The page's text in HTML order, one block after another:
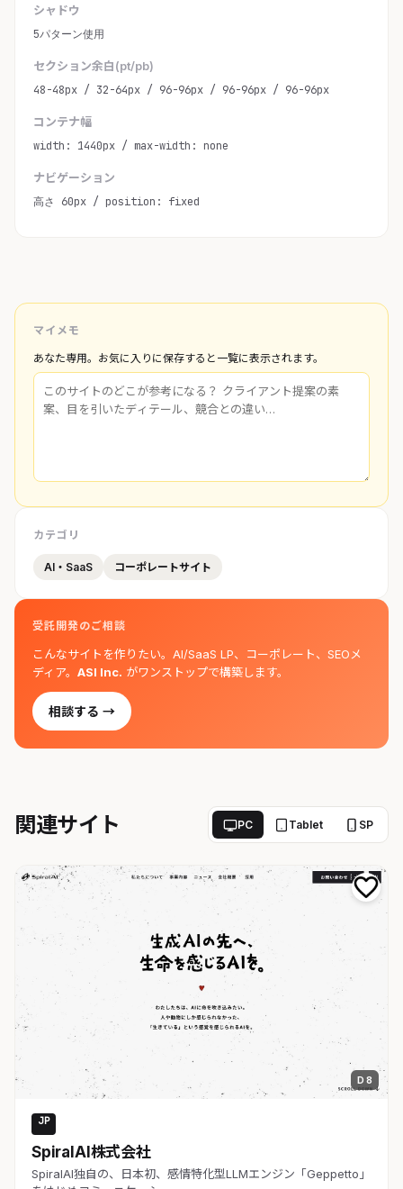
シャドウ
5パターン使用
セクション余白(pt/pb)
48-48px / 32-64px / 96-96px / 96-96px / 96-96px
コンテナ幅
width: 1440px / max-width: none
ナビゲーション
高さ 60px / position: fixed
マイメモ
あなた専用。お気に入りに保存すると一覧に表示されます。
カテゴリ
AI・SaaS コーポレートサイト
受託開発のご相談
こんなサイトを作りたい。AI/SaaS LP、コーポレート、SEOメ
ディア。 ASI Inc. がワンストップで構築します。
相談する →
関連サイト PC Tablet SP
D 8
JP
SpiralAI株式会社
SpiralAI独自の、日本初、感情特化型LLMエンジン「Geppetto」